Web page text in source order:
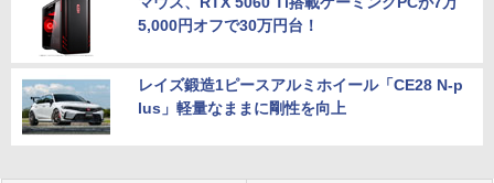
5,000円オフで30万円台！
レイズ鍛造1ピースアルミホイール「CE28 N-p
lus」軽量なままに剛性を向上